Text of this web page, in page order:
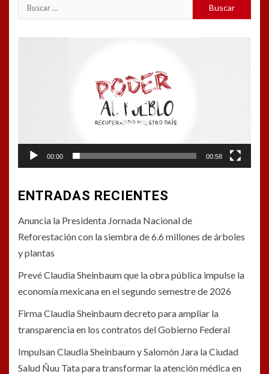
Buscar:
00:00 00:58
ENTRADAS RECIENTES
Anuncia la Presidenta Jornada Nacional de
Reforestación con la siembra de 6.6 millones de árboles
y plantas
Prevé Claudia Sheinbaum que la obra pública impulse la
economía mexicana en el segundo semestre de 2026
Firma Claudia Sheinbaum decreto para ampliar la
transparencia en los contratos del Gobierno Federal
Impulsan Claudia Sheinbaum y Salomón Jara la Ciudad
Salud Ñuu Tata para transformar la atención médica en